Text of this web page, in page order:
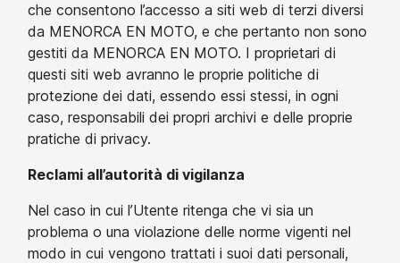
che consentono l’accesso a siti web di terzi diversi
da MENORCA EN MOTO, e che pertanto non sono
gestiti da MENORCA EN MOTO. I proprietari di
questi siti web avranno le proprie politiche di
protezione dei dati, essendo essi stessi, in ogni
caso, responsabili dei propri archivi e delle proprie
pratiche di privacy.
Reclami all’autorità di vigilanza
Nel caso in cui l’Utente ritenga che vi sia un
problema o una violazione delle norme vigenti nel
modo in cui vengono trattati i suoi dati personali,